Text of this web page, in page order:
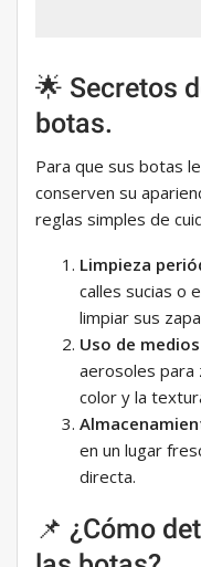
🌟 Secretos
botas.
Para que sus botas
conserven su
reglas simples de
Limpieza
calles sucias o
limpiar sus
Uso de
aerosoles para
color y la
en un lugar
directa.
📌 ¿Cómo